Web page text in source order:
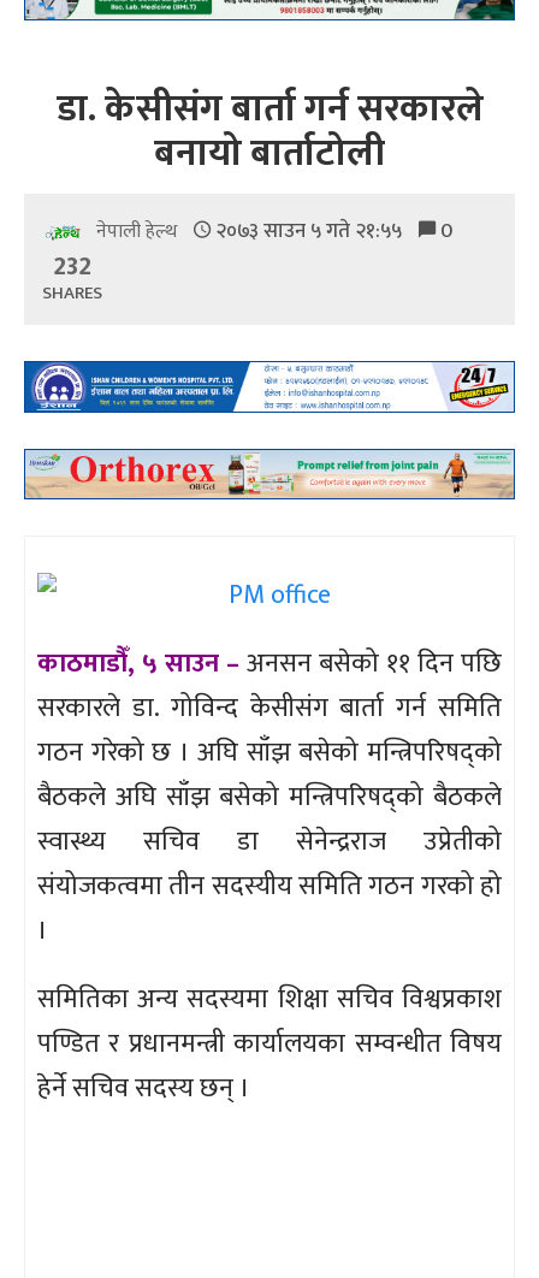
डा. केसीसंग बार्ता गर्न सरकारले
बनायो बार्ताटोली
नेपाली हेल्थ २०७३ साउन ५ गते २१:५५ 0
232
SHARES
काठमाडौँ, ५ साउन –अनसन बसेको ११ दिन पछि
सरकारले डा. गोविन्द केसीसंग बार्ता गर्न समिति
गठन गरेको छ । अघि साँझ बसेको मन्त्रिपरिषद्को
बैठकले अघि साँझ बसेको मन्त्रिपरिषद्को बैठकले
स्वास्थ्य सचिव डा सेनेन्द्रराज उप्रेतीको
संयोजकत्वमा तीन सदस्यीय समिति गठन गरको हो
।
समितिका अन्य सदस्यमा शिक्षा सचिव विश्वप्रकाश
पण्डित र प्रधानमन्त्री कार्यालयका सम्वन्धीत विषय
हेर्ने सचिव सदस्य छन् ।